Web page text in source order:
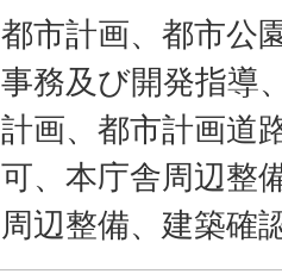
都市計画、都市公
事務及び開発指導
計画、都市計画道
可、本庁舎周辺整
周辺整備、建築確